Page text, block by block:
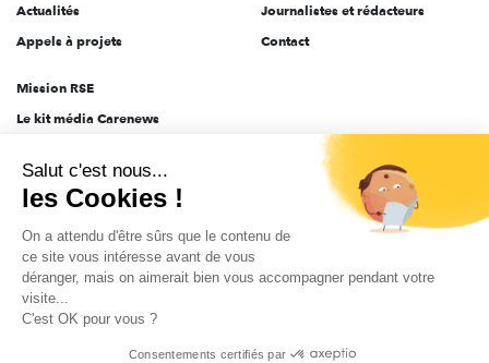
Actualités
Appels à projets
Journalistes et rédacteurs
Contact
Mission RSE
Le kit média Carenews
AEF info
Novethic
PRODURABLE
Inclusiv Day
Données personnelles Mentions légales 2025-2026 Tout droits réservés
Salut c'est nous...
les Cookies !
On a attendu d'être sûrs que le contenu de
ce site vous intéresse avant de vous
déranger, mais on aimerait bien vous accompagner pendant votre
visite...
C'est OK pour vous ?
Consentements certifiés par